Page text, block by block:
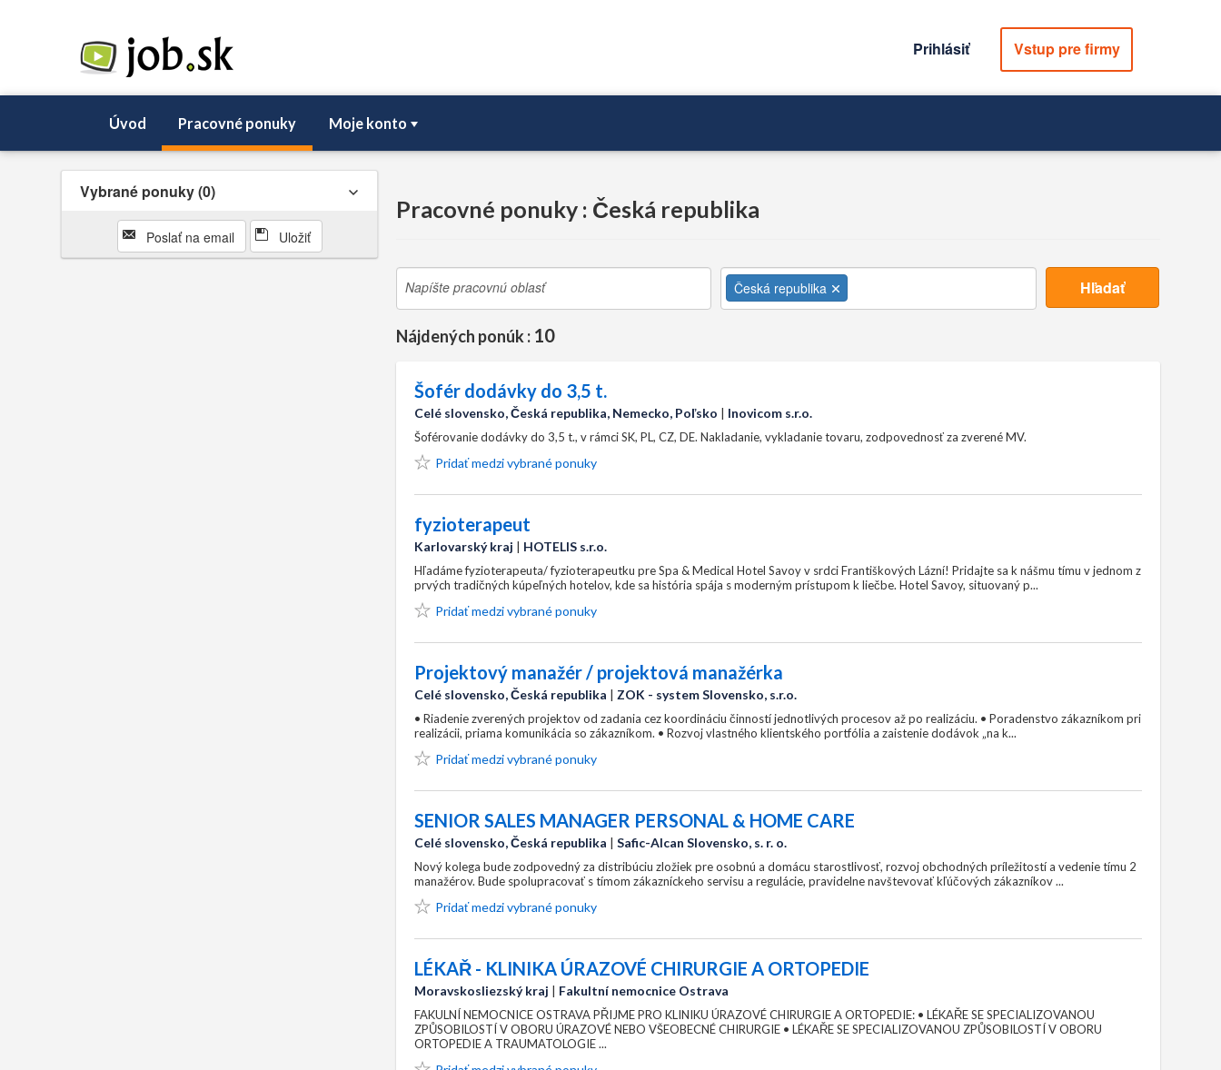
Prihlásiť Vstup pre firmy
Úvod Pracovné ponuky Moje konto
Vybrané ponuky 0
Poslať na email Uložiť
Pracovné ponuky : Česká republika
Česká republika Hľadať
Nájdených ponúk : 10
Šofér dodávky do 3,5 t.
Celé slovensko, Česká republika, Nemecko, Poľsko | Inovicom s.r.o.
Šoférovanie dodávky do 3,5 t., v rámci SK, PL, CZ, DE. Nakladanie, vykladanie tovaru, zodpovednosť za zverené MV.
Pridať medzi vybrané ponuky
fyzioterapeut
Karlovarský kraj | HOTELIS s.r.o.
Hľadáme fyzioterapeuta/ fyzioterapeutku pre Spa & Medical Hotel Savoy v srdci Františkových Lázní! Pridajte sa k nášmu tímu v jednom z
prvých tradičných kúpeľných hotelov, kde sa história spája s moderným prístupom k liečbe. Hotel Savoy, situovaný p...
Pridať medzi vybrané ponuky
Projektový manažér / projektová manažérka
Celé slovensko, Česká republika | ZOK - system Slovensko, s.r.o.
• Riadenie zverených projektov od zadania cez koordináciu činností jednotlivých procesov až po realizáciu. • Poradenstvo zákazníkom pri
realizácii, priama komunikácia so zákazníkom. • Rozvoj vlastného klientského portfólia a zaistenie dodávok „na k...
Pridať medzi vybrané ponuky
SENIOR SALES MANAGER PERSONAL & HOME CARE
Celé slovensko, Česká republika | Safic-Alcan Slovensko, s. r. o.
Nový kolega bude zodpovedný za distribúciu zložiek pre osobnú a domácu starostlivosť, rozvoj obchodných príležitostí a vedenie tímu 2
manažérov. Bude spolupracovať s tímom zákazníckeho servisu a regulácie, pravidelne navštevovať kľúčových zákazníkov ...
Pridať medzi vybrané ponuky
LÉKAŘ - KLINIKA ÚRAZOVÉ CHIRURGIE A ORTOPEDIE
Moravskosliezský kraj | Fakultní nemocnice Ostrava
FAKULNÍ NEMOCNICE OSTRAVA PŘIJME PRO KLINIKU ÚRAZOVÉ CHIRURGIE A ORTOPEDIE: • LÉKAŘE SE SPECIALIZOVANOU
ZPŮSOBILOSTÍ V OBORU ÚRAZOVÉ NEBO VŠEOBECNÉ CHIRURGIE • LÉKAŘE SE SPECIALIZOVANOU ZPŮSOBILOSTÍ V OBORU
ORTOPEDIE A TRAUMATOLOGIE ...